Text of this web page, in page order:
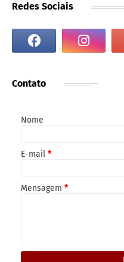
Redes Sociais
Contato
Nome
E-mail *
Mensagem *